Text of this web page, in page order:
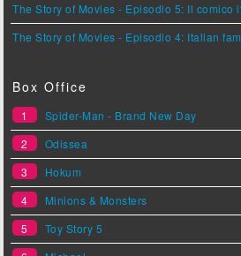
The Story of Movies - Episodio 5: Il comico
The Story of Movies - Episodio 4: Italian
Box Office
1
Spider-Man - Brand New Day
2
Odissea
3
Hokum
4
Minions & Monsters
5
Toy Story 5